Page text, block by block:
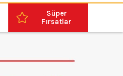
Süper
Fırsatlar